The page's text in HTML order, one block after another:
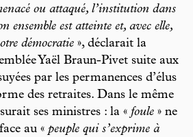
ou attaqué, l’institution dans
ensemble est atteinte et, avec elle,
démocratie », déclarait la
Yaël Braun-Pivet suite aux
par les permanences d’élus
des retraites. Dans le même
ses ministres : la « foule » ne
au « peuple qui s’exprime à